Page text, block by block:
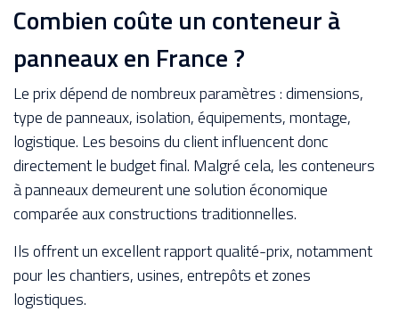
Combien coûte un conteneur à
panneaux en France ?
Le prix dépend de nombreux paramètres : dimensions,
type de panneaux, isolation, équipements, montage,
logistique. Les besoins du client influencent donc
directement le budget final. Malgré cela, les conteneurs
à panneaux demeurent une solution économique
comparée aux constructions traditionnelles.
Ils offrent un excellent rapport qualité-prix, notamment
pour les chantiers, usines, entrepôts et zones
logistiques.